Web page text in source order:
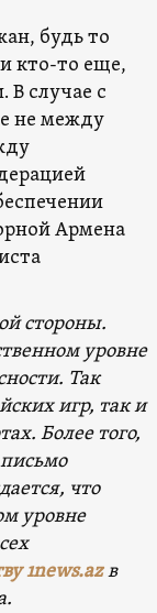
будь то
кто-то еще,
случае с
не между
Армена
стороны.
уровне
Так
игр, так и
Более того,
что
уровне
1news.azв